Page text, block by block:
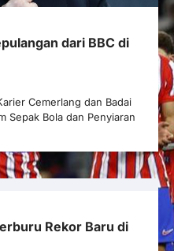
dari BBC di
Cemerlang dan Badai
Sepak Bola dan Penyiaran
Rekor Baru di